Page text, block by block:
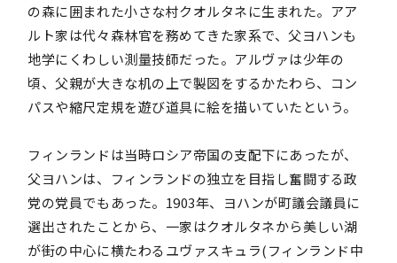
の森に囲まれた小さな村クオルタネに生まれた。アア
ルト家は代々森林官を務めてきた家系で、父ヨハンも
地学にくわしい測量技師だった。アルヴァは少年の
頃、父親が大きな机の上で製図をするかたわら、コン
パスや縮尺定規を遊び道具に絵を描いていたという。
フィンランドは当時ロシア帝国の支配下にあったが、
父ヨハンは、フィンランドの独立を目指し奮闘する政
党の党員でもあった。1903年、ヨハンが町議会議員に
選出されたことから、一家はクオルタネから美しい湖
が街の中心に横たわるユヴァスキュラ(フィンランド中